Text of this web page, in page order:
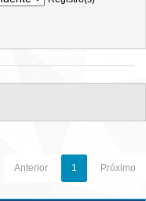
Anterior 1 Próximo